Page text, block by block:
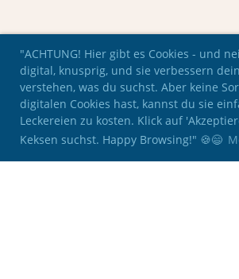
"ACHTUNG! Hier gibt es Cookies - und
digital, knusprig, und sie verbessern
verstehen, was du suchst. Aber keine
digitalen Cookies hast, kannst du sie
Leckereien zu kosten. Klick auf
Keksen suchst. Happy Browsing!" 🍪😄